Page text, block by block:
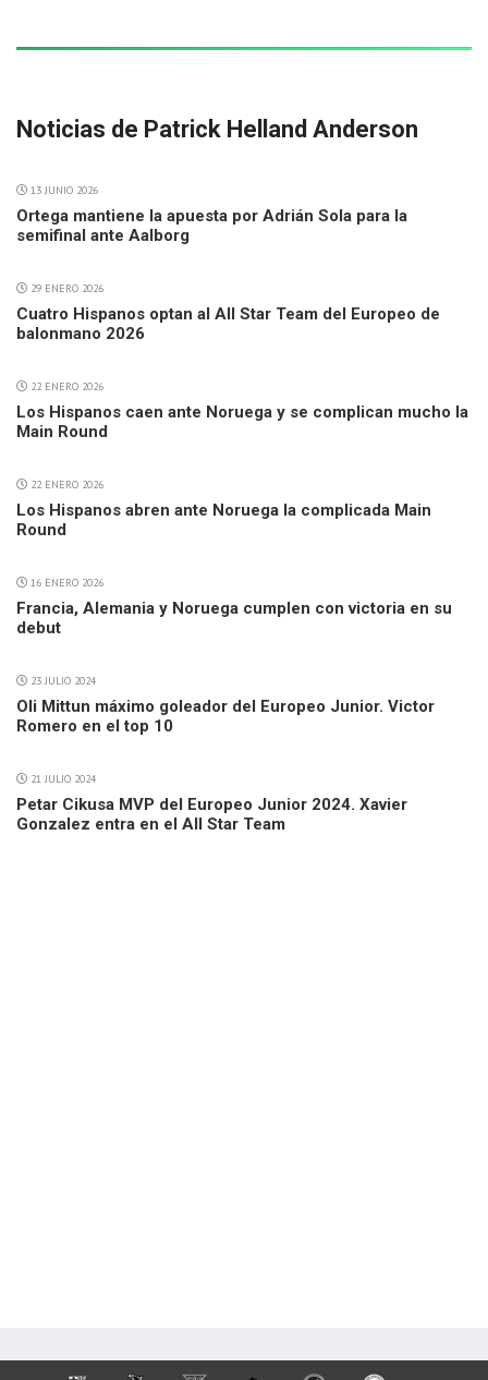
Noticias de Patrick Helland Anderson
13 JUNIO 2026
Ortega mantiene la apuesta por Adrián Sola para la
semifinal ante Aalborg
29 ENERO 2026
Cuatro Hispanos optan al All Star Team del Europeo de
balonmano 2026
22 ENERO 2026
Los Hispanos caen ante Noruega y se complican mucho la
Main Round
22 ENERO 2026
Los Hispanos abren ante Noruega la complicada Main
Round
16 ENERO 2026
Francia, Alemania y Noruega cumplen con victoria en su
debut
23 JULIO 2024
Oli Mittun máximo goleador del Europeo Junior. Victor
Romero en el top 10
21 JULIO 2024
Petar Cikusa MVP del Europeo Junior 2024. Xavier
Gonzalez entra en el All Star Team